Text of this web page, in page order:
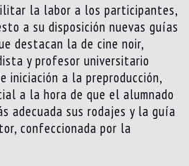
la labor a los participantes,
a su disposición nuevas guías
destacan la de cine noir,
y profesor universitario
iniciación a la preproducción,
a la hora de que el alumnado
adecuada sus rodajes y la guía
confeccionada por la